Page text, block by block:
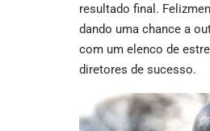
resultado final.
dando uma chance a
com um elenco de
diretores de sucesso.